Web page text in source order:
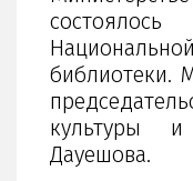
библиотеки.
культуры
Дауешова.